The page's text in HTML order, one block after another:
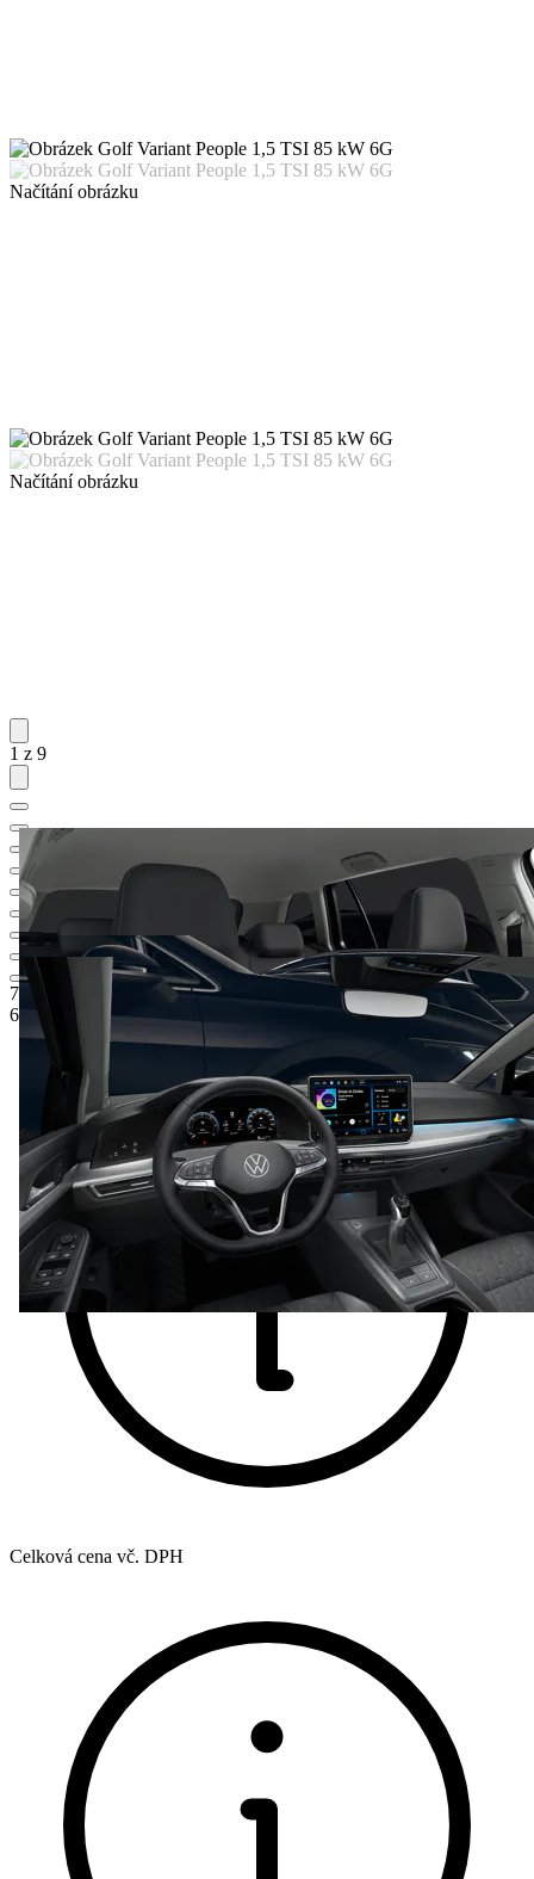
Načítání obrázku
Načítání obrázku
1 z 9
753 800 Kč
Ceníková cena
626 785 Kč
Celková cena vč. DPH